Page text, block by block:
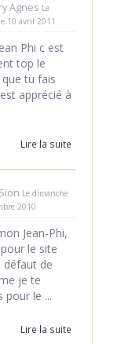
Agnes Le
10 avril 2011
Phi c est
top le
tu fais
est apprécié à
Lire la suite
Le dimanche
2010
Jean-Phi,
le site
défaut de
je te
pour le ...
Lire la suite